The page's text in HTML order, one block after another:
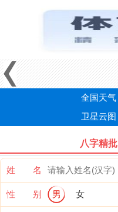
全国天气
卫星云图
八字精批
姓 名
性 别 男 女